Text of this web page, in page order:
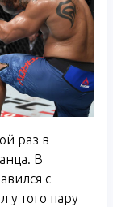
раз в
В
с
у того пару